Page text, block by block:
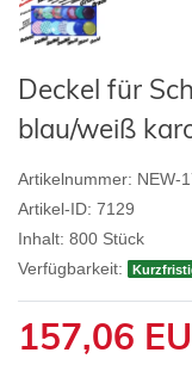
Deckel für
blau/weiß
Artikelnummer: NEW-
Artikel-ID: 7129
Inhalt: 800 Stück
Verfügbarkeit:
157,06